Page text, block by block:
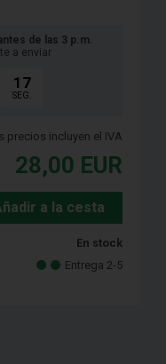
de las 3 p.m.
a enviar
16
SEG.
precios incluyen el IVA
28,00 EUR
a la cesta
En stock
Entrega 2-5